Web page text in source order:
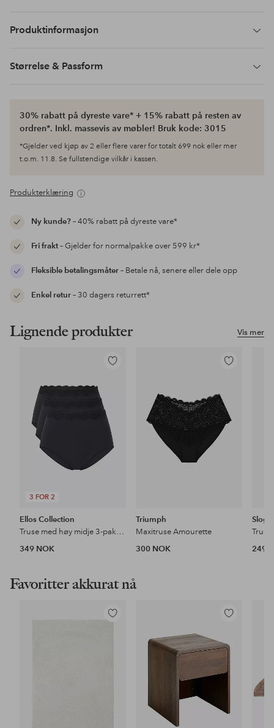
Produktinformasjon
Størrelse & Passform
30% rabatt på dyreste vare* + 15% rabatt på resten av
ordren*. Inkl. massevis av møbler! Bruk kode: 3015
*Gjelder ved kjøp av 2 eller flere varer for totalt 699 nok eller mer
t.o.m. 11.8. Se fullstendige vilkår i kassen.
Produkterklæring
Ny kunde?– 40% rabatt på dyreste vare*
Fri frakt– Gjelder for normalpakke over 599 kr*
Fleksible betalingsmåter– Betale nå, senere eller dele opp
Enkel retur– 30 dagers returrett*
Vis mer
Lignende produkter
3 FOR 2
Legg
Ellos Collection
Truse med høy midje 3-pakning
349 NOK
Legg
Triumph
Maxitruse Amourette
300 NOK
249
Favoritter akkurat nå
Legg
Legg
favoritter